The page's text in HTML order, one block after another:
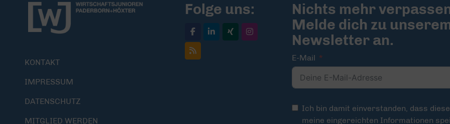
KONTAKT
IMPRESSUM
DATENSCHUTZ
MITGLIED WERDEN
Folge uns:
Nichts mehr
Melde dich zu
Newsletter an.
E-Mail
Ich bin damit einverstanden, dass
meine eingereichten Informationen